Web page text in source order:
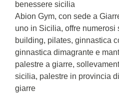
benessere sicilia
Abion Gym, con sede a
uno in Sicilia, offre numerosi
building, pilates, ginnastica
ginnastica dimagrante e
palestre a giarre,
sicilia, palestre in provincia
giarre